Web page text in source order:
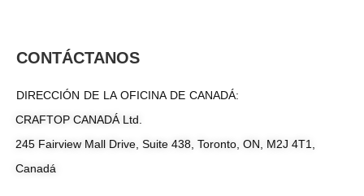
CONTÁCTANOS
DIRECCIÓN DE LA OFICINA DE CANADÁ:
CRAFTOP CANADÁ Ltd.
245 Fairview Mall Drive, Suite 438, Toronto, ON, M2J 4T1,
Canadá